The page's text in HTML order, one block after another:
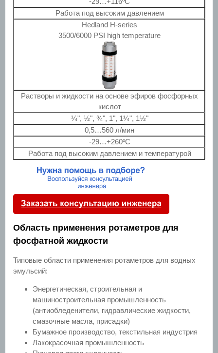
Работа под высоким давлением
Hedland H-series
3500/6000 PSI high temperature
Растворы и жидкости на основе эфиров фосфорных
кислот
¼", ½", ¾", 1", 1¼", 1½"
0,5…560 л/мин
-29…+260ºС
Работа под высоким давлением и температурой
Область применения ротаметров для
фосфатной жидкости
Типовые области применения ротаметров для водных
эмульсий:
Энергетическая, строительная и
машиностроительная промышленность
(антиобледенители, гидравлические жидкости,
смазочные масла, присадки)
Бумажное производство, текстильная индустрия
Лакокрасочная промышленность